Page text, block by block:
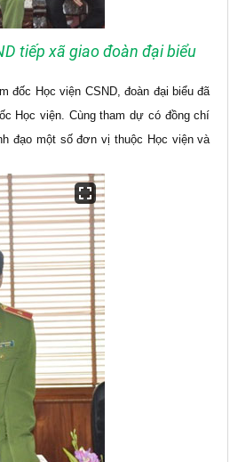
tiếp xã giao đoàn đại biểu
đốc Học viện CSND, đoàn đại biểu đã
Học viện. Cùng tham dự có đồng chí
đạo một số đơn vị thuộc Học viện và